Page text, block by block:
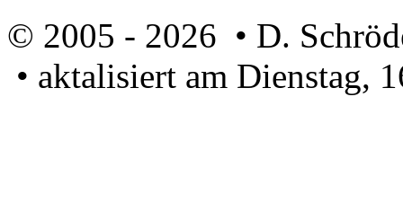
© 2005 - 2026 • D.
• aktalisiert am Dienstag,